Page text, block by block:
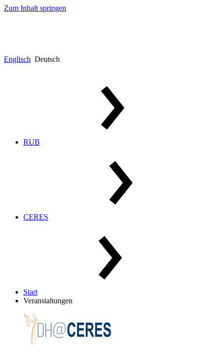
Zum Inhalt springen
Englisch Deutsch
RUB
CERES
Start
Veranstaltungen